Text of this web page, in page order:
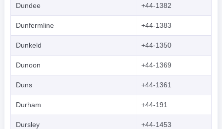
Dundee +44-1382
Dunfermline +44-1383
Dunkeld +44-1350
Dunoon +44-1369
Duns +44-1361
Durham +44-191
Dursley +44-1453